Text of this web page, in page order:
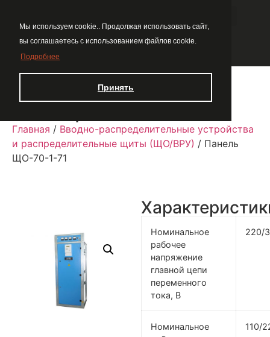
Мы используем cookie.. Продолжая использовать сайт,
вы соглашаетесь с использованием файлов cookie.
Подробнее
Принять
Главная / Вводно-распределительные устройства
и распределительные щиты (ЩО/ВРУ) / Панель
ЩО-70-1-71
Номинальное
рабочее
напряжение
главной цепи
переменного
тока, В
220/
Номинальное
110/